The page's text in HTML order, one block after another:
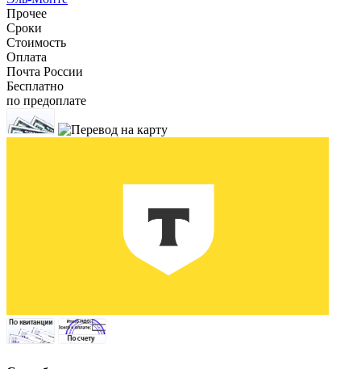
Прочее
Сроки
Стоимость
Оплата
Почта России
Бесплатно
по предоплате